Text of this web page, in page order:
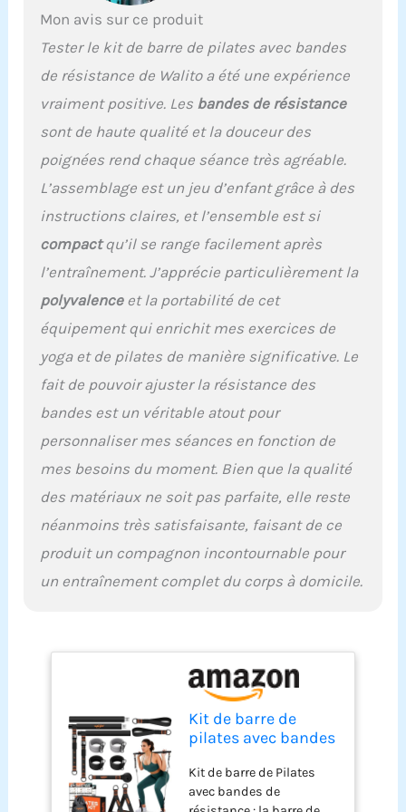
débutants Boucle de
: notre barre de Pilates
est livrée avec une boucle
de réglage en métal
robuste et une corde en
nylon avec des
suffit d'appuyer sur le
bouton facilement, vous
pouvez régler la corde en
nylon à la longueur
souhaitée plus
précision lors de
l'entraînement de
La plage réglable varie de
10,9 cm à 45,7 cm. Elle est
tous les membres de
votre famille, quelle que
besoin de vous inquiéter.
【Kit de barre de pilates
L'ensemble de barres de
Pilates amélioré peut être
utilisé pour le yoga, le
pilates, les étirements, le
fitness et d'autres
Notre kit de barre de
Pilates portable
comprend 3 sections de
tuyaux en acier vissés, 4
poignées avec
rembourrage doux haute
Mon avis sur ce produit
Tester le kit de barre de pilates avec bandes
de résistance de Walito a été une expérience
vraiment positive. Les bandes de résistance
sont de haute qualité et la douceur des
poignées rend chaque séance très agréable.
L’assemblage est un jeu d’enfant grâce à des
instructions claires, et l’ensemble est si
compactqu’il se range facilement après
l’entraînement. J’apprécie particulièrement la
polyvalenceet la portabilité de cet
équipement qui enrichit mes exercices de
yoga et de pilates de manière significative. Le
fait de pouvoir ajuster la résistance des
bandes est un véritable atout pour
personnaliser mes séances en fonction de
mes besoins du moment. Bien que la qualité
des matériaux ne soit pas parfaite, elle reste
néanmoins très satisfaisante, faisant de ce
produit un compagnon incontournable pour
un entraînement complet du corps à domicile.
Kit de barre de
pilates avec bandes
de yoga
multifonction à 3
Kit de barre de Pilates
avec bandes de